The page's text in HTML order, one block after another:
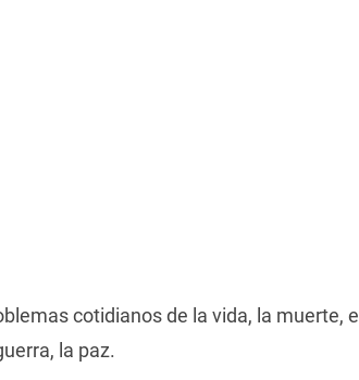
cotidianos de la vida, la muerte, el
la paz.